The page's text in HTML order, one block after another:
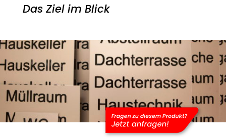
Das Ziel im Blick